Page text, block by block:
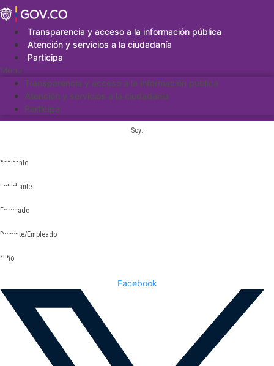
Saltar
al
contenidoTransparencia y acceso a la información pública
Atención y servicios a la ciudadanía
Participa
Menu
Transparencia y acceso a la información pública
Atención y servicios a la ciudadanía
Participa
Soy:
Aspirante
Estudiante
Egresado
Docente/Empleado
Niño
Facebook